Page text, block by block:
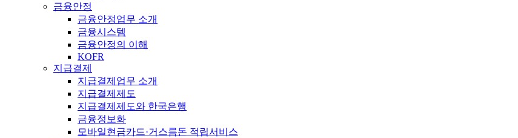
금융안정
금융안정업무 소개
금융시스템
금융안정의 이해
KOFR
지급결제
지급결제업무 소개
지급결제제도
지급결제제도와 한국은행
금융정보화
모바일현금카드·거스름돈 적립서비스